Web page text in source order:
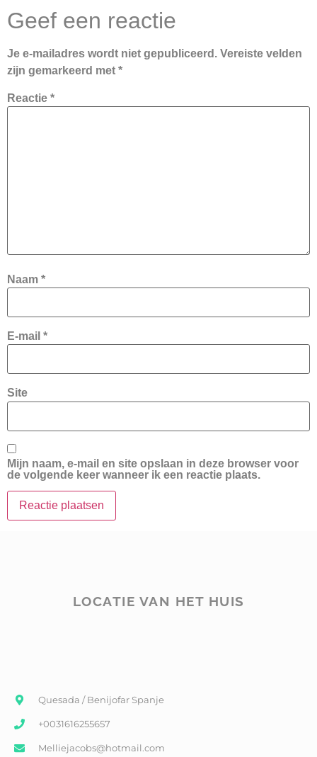
Geef een reactie
Je e-mailadres wordt niet gepubliceerd. Vereiste velden
zijn gemarkeerd met *
Reactie *
Naam *
E-mail *
Site
Mijn naam, e-mail en site opslaan in deze browser voor
de volgende keer wanneer ik een reactie plaats.
LOCATIE VAN HET HUIS
Quesada / Benijofar Spanje
+0031616255657
Melliejacobs@hotmail.com